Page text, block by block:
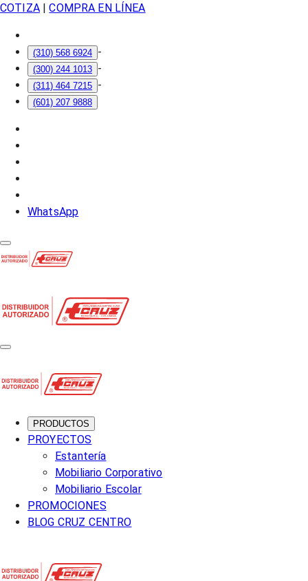
COTIZA| COMPRA EN LÍNEA
(310) 568 6924 -
(300) 244 1013 -
(311) 464 7215 -
(601) 207 9888
WhatsApp
PRODUCTOS
PROYECTOS
Estantería
Mobiliario Corporativo
Mobiliario Escolar
PROMOCIONES
BLOG CRUZ CENTRO